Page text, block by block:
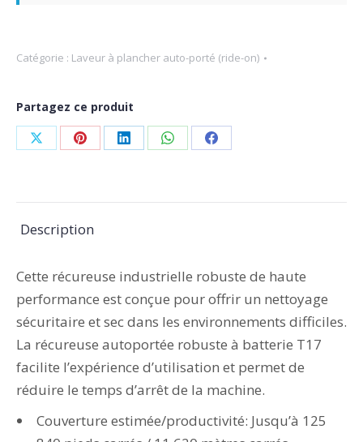
Catégorie : Laveur à plancher auto-porté (ride-on)
Partagez ce produit
Partager
X
Partager
Pinterest
Partager
LinkedIn
Partager
WhatsApp
Partager
Facebook
Description
Cette récureuse industrielle robuste de haute
performance est conçue pour offrir un nettoyage
sécuritaire et sec dans les environnements difficiles.
La récureuse autoportée robuste à batterie T17
facilite l’expérience d’utilisation et permet de
réduire le temps d’arrêt de la machine.
Couverture estimée/productivité: Jusqu’à 125